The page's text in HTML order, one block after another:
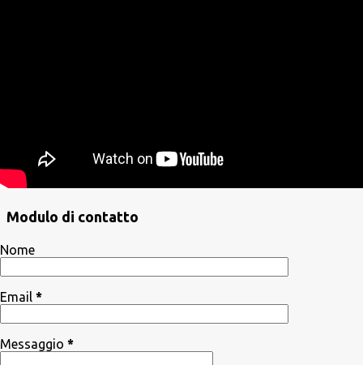
Modulo di contatto
Nome
Email *
Messaggio *